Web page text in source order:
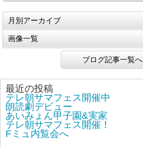
月別アーカイブ
画像一覧
ブログ記事一覧へ
最近の投稿
テレ朝サマフェス開催中
朗読劇デビュー
あいみょん甲子園&実家
テレ朝サマフェス開催！
Fミュ内覧会へ